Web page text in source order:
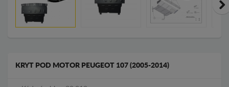
KRYT POD MOTOR PEUGEOT 107 (2005-2014)